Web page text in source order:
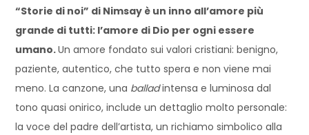
“Storie di noi” di Nimsay è un inno all’amore più
grande di tutti: l’amore di Dio per ogni essere
umano.Un amore fondato sui valori cristiani: benigno,
paziente, autentico, che tutto spera e non viene mai
meno. La canzone, una balladintensa e luminosa dal
tono quasi onirico, include un dettaglio molto personale:
la voce del padre dell’artista, un richiamo simbolico alla